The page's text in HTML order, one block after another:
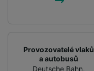
Provozovatelé vlaků
a autobusů
Deutsche Bahn,